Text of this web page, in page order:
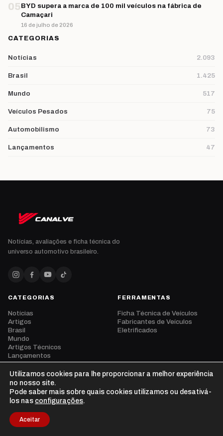
05BYD supera a marca de 100 mil veículos na fábrica de
Camaçari
16 de julho de 2026
CATEGORIAS
Notícias 2.093
Brasil 1.425
Mundo 517
Veículos Pesados 75
Automobilismo 73
Lançamentos 47
Notícias, avaliações e ficha técnica do
universo automotivo brasileiro.
CATEGORIAS
Notícias
Artigos
Brasil
Mundo
Artigos Técnicos
Lançamentos
Eventos
Opinião
Vídeos
FERRAMENTAS
Ficha Técnica de Veículos
Fabricantes de Veículos
Eletrificados
© 2026 CanalVE. Todos os direitos reservados.
Utilizamos cookies para lhe proporcionar a melhor experiência
no nosso site.
Pode saber mais sobre quais cookies utilizamos ou desativá-
los nas configurações.
Aceitar